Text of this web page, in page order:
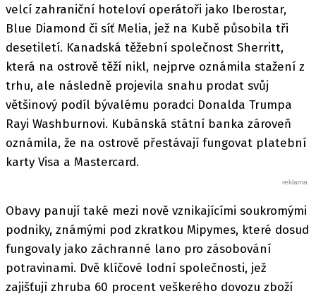
velcí zahraniční hoteloví operátoři jako Iberostar,
Blue Diamond či síť Melia, jež na Kubě působila tři
desetiletí. Kanadská těžební společnost Sherritt,
která na ostrově těží nikl, nejprve oznámila stažení z
trhu, ale následně projevila snahu prodat svůj
většinový podíl bývalému poradci Donalda Trumpa
Rayi Washburnovi. Kubánská státní banka zároveň
oznámila, že na ostrově přestávají fungovat platební
karty Visa a Mastercard.
Obavy panují také mezi nově vznikajícími soukromými
podniky, známými pod zkratkou Mipymes, které dosud
fungovaly jako záchranné lano pro zásobování
potravinami. Dvě klíčové lodní společnosti, jež
zajišťují zhruba 60 procent veškerého dovozu zboží